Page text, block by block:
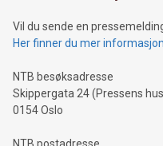
Vil du sende en
Her finner du mer
NTB besøksadresse
Skippergata 24 (Pressens
0154 Oslo